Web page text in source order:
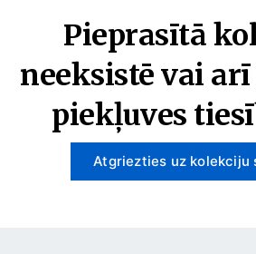
Pieprasītā
neeksistē vai arī
piekļuves
Atgriezties uz kolekciju